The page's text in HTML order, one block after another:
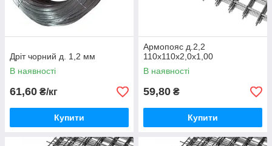
Дріт чорний д. 1,2 мм
В наявності
61,60 ₴/кг
Купити
Армопояс д.2,2
110х110х2,0х1,00
В наявності
59,80 ₴
Купити